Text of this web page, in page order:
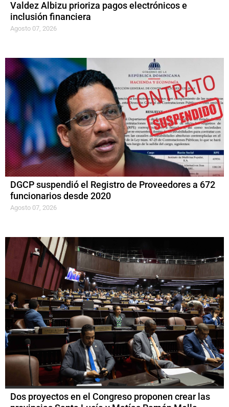
Valdez Albizu prioriza pagos electrónicos e
inclusión financiera
Agosto 07, 2026
DGCP suspendió el Registro de Proveedores a 672
funcionarios desde 2020
Agosto 07, 2026
Dos proyectos en el Congreso proponen crear las